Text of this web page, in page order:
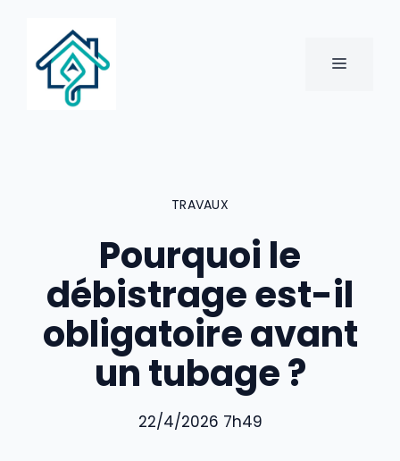
contenu
MENU
TRAVAUX
Pourquoi le
débistrage est-il
obligatoire avant
un tubage ?
22/4/2026 7h49